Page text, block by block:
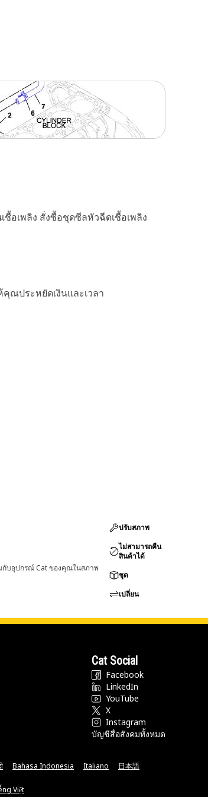
อเพลิง สั่งซื้อชุดซีลหัวฉีดเชื้อเพลิง
ณประหยัดเงินและเวลา
กับอุปกรณ์ Cat ของคุณในสภาพ
ปรับสภาพ
ไม่สามารถคืน
สินค้าได้
ชุด
เปลี่ยน
Cat Social
Facebook
LinkedIn
YouTube
X
Instagram
บัญชีสื่อสังคมทั้งหมด
Bahasa Indonesia Italiano 日本語
Việt